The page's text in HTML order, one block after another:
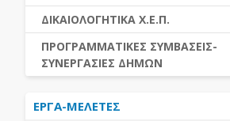
ΕΚΤΕΛΕΣΗ ΥΠΗΡΕΣΙΩΝ
ΕΚΤΕΛΕΣΗ ΠΡΟΜΗΘΕΙΩΝ
ΕΑΑΔΗΣΥ
ΕΑΔΗΣΥ
ΕΛ.ΣΥΝΕΔΡΙΟ
ΕΣΗΔΗΣ
ΔΙΚΑΙΟΛΟΓΗΤΙΚΑ Χ.Ε.Π.
ΔΙΚΑΙΟΛΟΓΗΤΙΚΑ Χ.Ε.Π.
ΠΡΟΓΡΑΜΜΑΤΙΚΕΣ ΣΥΜΒΑΣΕΙΣ-
ΣΥΝΕΡΓΑΣΙΕΣ ΔΗΜΩΝ
ΔΙΕΘΝΕΣ ΚΑΙ ΕΥΡΩΠΑΙΚΟ ΕΠΙΠΕΔΟ
ΕΡΓΑ-ΜΕΛΕΤΕΣ